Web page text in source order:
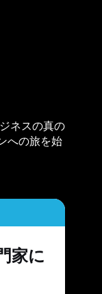
ネスの真の
への旅を始
家に